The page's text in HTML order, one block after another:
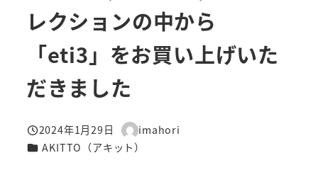
レクションの中から
「eti3」をお買い上げいた
だきました
投稿日
2024年1月29日
著
者
imahori
カテゴリー
AKITTO（アキット）